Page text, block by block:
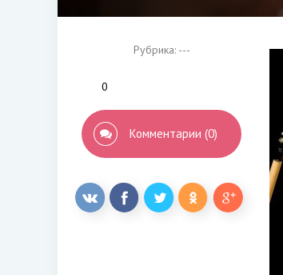
Рубрика: ---
0
Комментарии (0)